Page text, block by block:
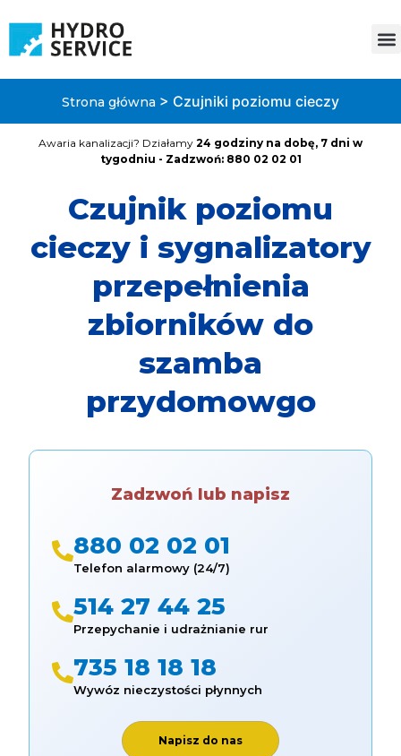
Strona główna > Czujniki poziomu cieczy
Awaria kanalizacji? Działamy 24 godziny na dobę, 7 dni w
tygodniu - Zadzwoń: 880 02 02 01
Czujnik poziomu
cieczy i sygnalizatory
przepełnienia
zbiorników do
szamba
przydomowgo
Zadzwoń lub napisz
880 02 02 01
Telefon alarmowy (24/7)
514 27 44 25
Przepychanie i udrażnianie rur
735 18 18 18
Wywóz nieczystości płynnych
Napisz do nas